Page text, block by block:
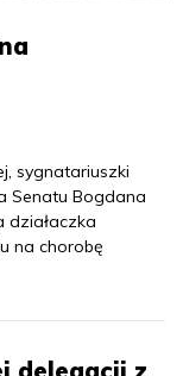
sygnatariuszki
Senatu Bogdana
działaczka
na chorobę